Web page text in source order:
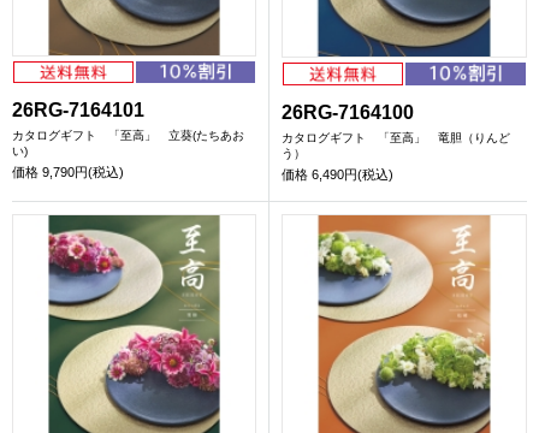
26RG-7164101
カタログギフト 「至高」 立葵(たちあお
い)
価格 9,790円(税込)
26RG-7164100
カタログギフト 「至高」 竜胆（りんど
う）
価格 6,490円(税込)